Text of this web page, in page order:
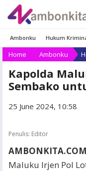
Ambonku Hukum
Home Ambonku
Kapolda
Sembako
25 June 2024, 10:58
Penulis: Editor
AMBONKITA.COM
Maluku Irjen Pol